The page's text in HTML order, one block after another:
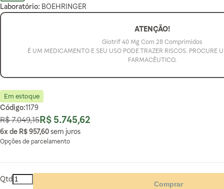
Laboratório: BOEHRINGER
ATENÇÃO!
Giotrif 40 Mg Com 28 Comprimidos
É UM MEDICAMENTO E SEU USO PODE TRAZER RISCOS. PROCURE
FARMACÊUTICO.
Em estoque
Código:1179
Preço Especial
R$ 5.745,62
Preço Normal
R$ 7.049,15
6x de R$ 957,60sem juros
Opções de parcelamento
Qtd
Comprar